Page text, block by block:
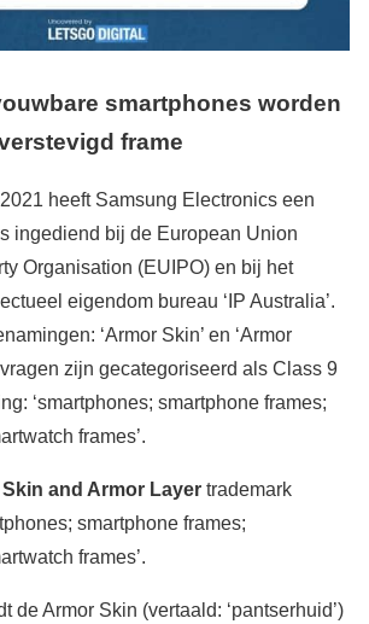
smartphones worden
frame
heeft Samsung Electronics een
ingediend bij de European Union
Organisation (EUIPO) en bij het
eigendom bureau ‘IP Australia’.
‘Armor Skin’ en ‘Armor
zijn gecategoriseerd als Class 9
‘smartphones; smartphone frames;
frames’.
and Armor Layer trademark
smartphone frames;
frames’.
de Armor Skin (vertaald: ‘pantserhuid’)